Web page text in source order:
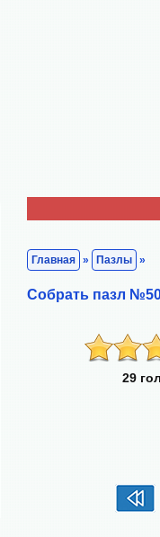
Главная » Пазлы »
Собрать пазл
29